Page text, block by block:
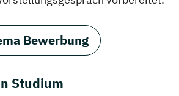
Bewerbung
Studium